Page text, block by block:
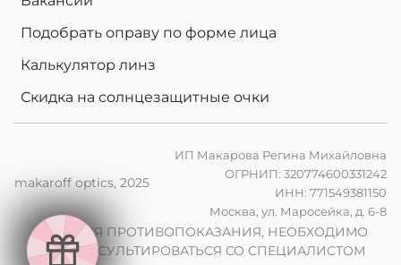
Подобрать оправу по форме лица
Калькулятор линз
Скидка на солнцезащитные очки
makaroff optics, 2025
ИП Макарова Регина Михайловна
ОГРНИП: 320774600331242
ИНН: 771549381150
Москва, ул. Маросейка, д. 6-8
ИМЕЮТСЯ ПРОТИВОПОКАЗАНИЯ, НЕОБХОДИМО
ПРОКОНСУЛЬТИРОВАТЬСЯ СО СПЕЦИАЛИСТОМ
2
0
%
н
а
к
о
м
п
ь
ю
т
е
р
ы
л
и
н
з
ы
п
р
и
з
а
к
а
з
е
о
ч
к
о